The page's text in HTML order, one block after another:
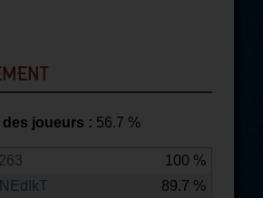
joueurs : 56.7 %
100 %
89.7 %